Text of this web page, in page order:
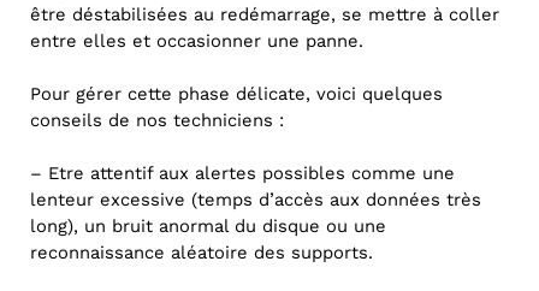
être déstabilisées au redémarrage, se mettre à coller
entre elles et occasionner une panne.
Pour gérer cette phase délicate, voici quelques
conseils de nos techniciens :
– Etre attentif aux alertes possibles comme une
lenteur excessive (temps d’accès aux données très
long), un bruit anormal du disque ou une
reconnaissance aléatoire des supports.